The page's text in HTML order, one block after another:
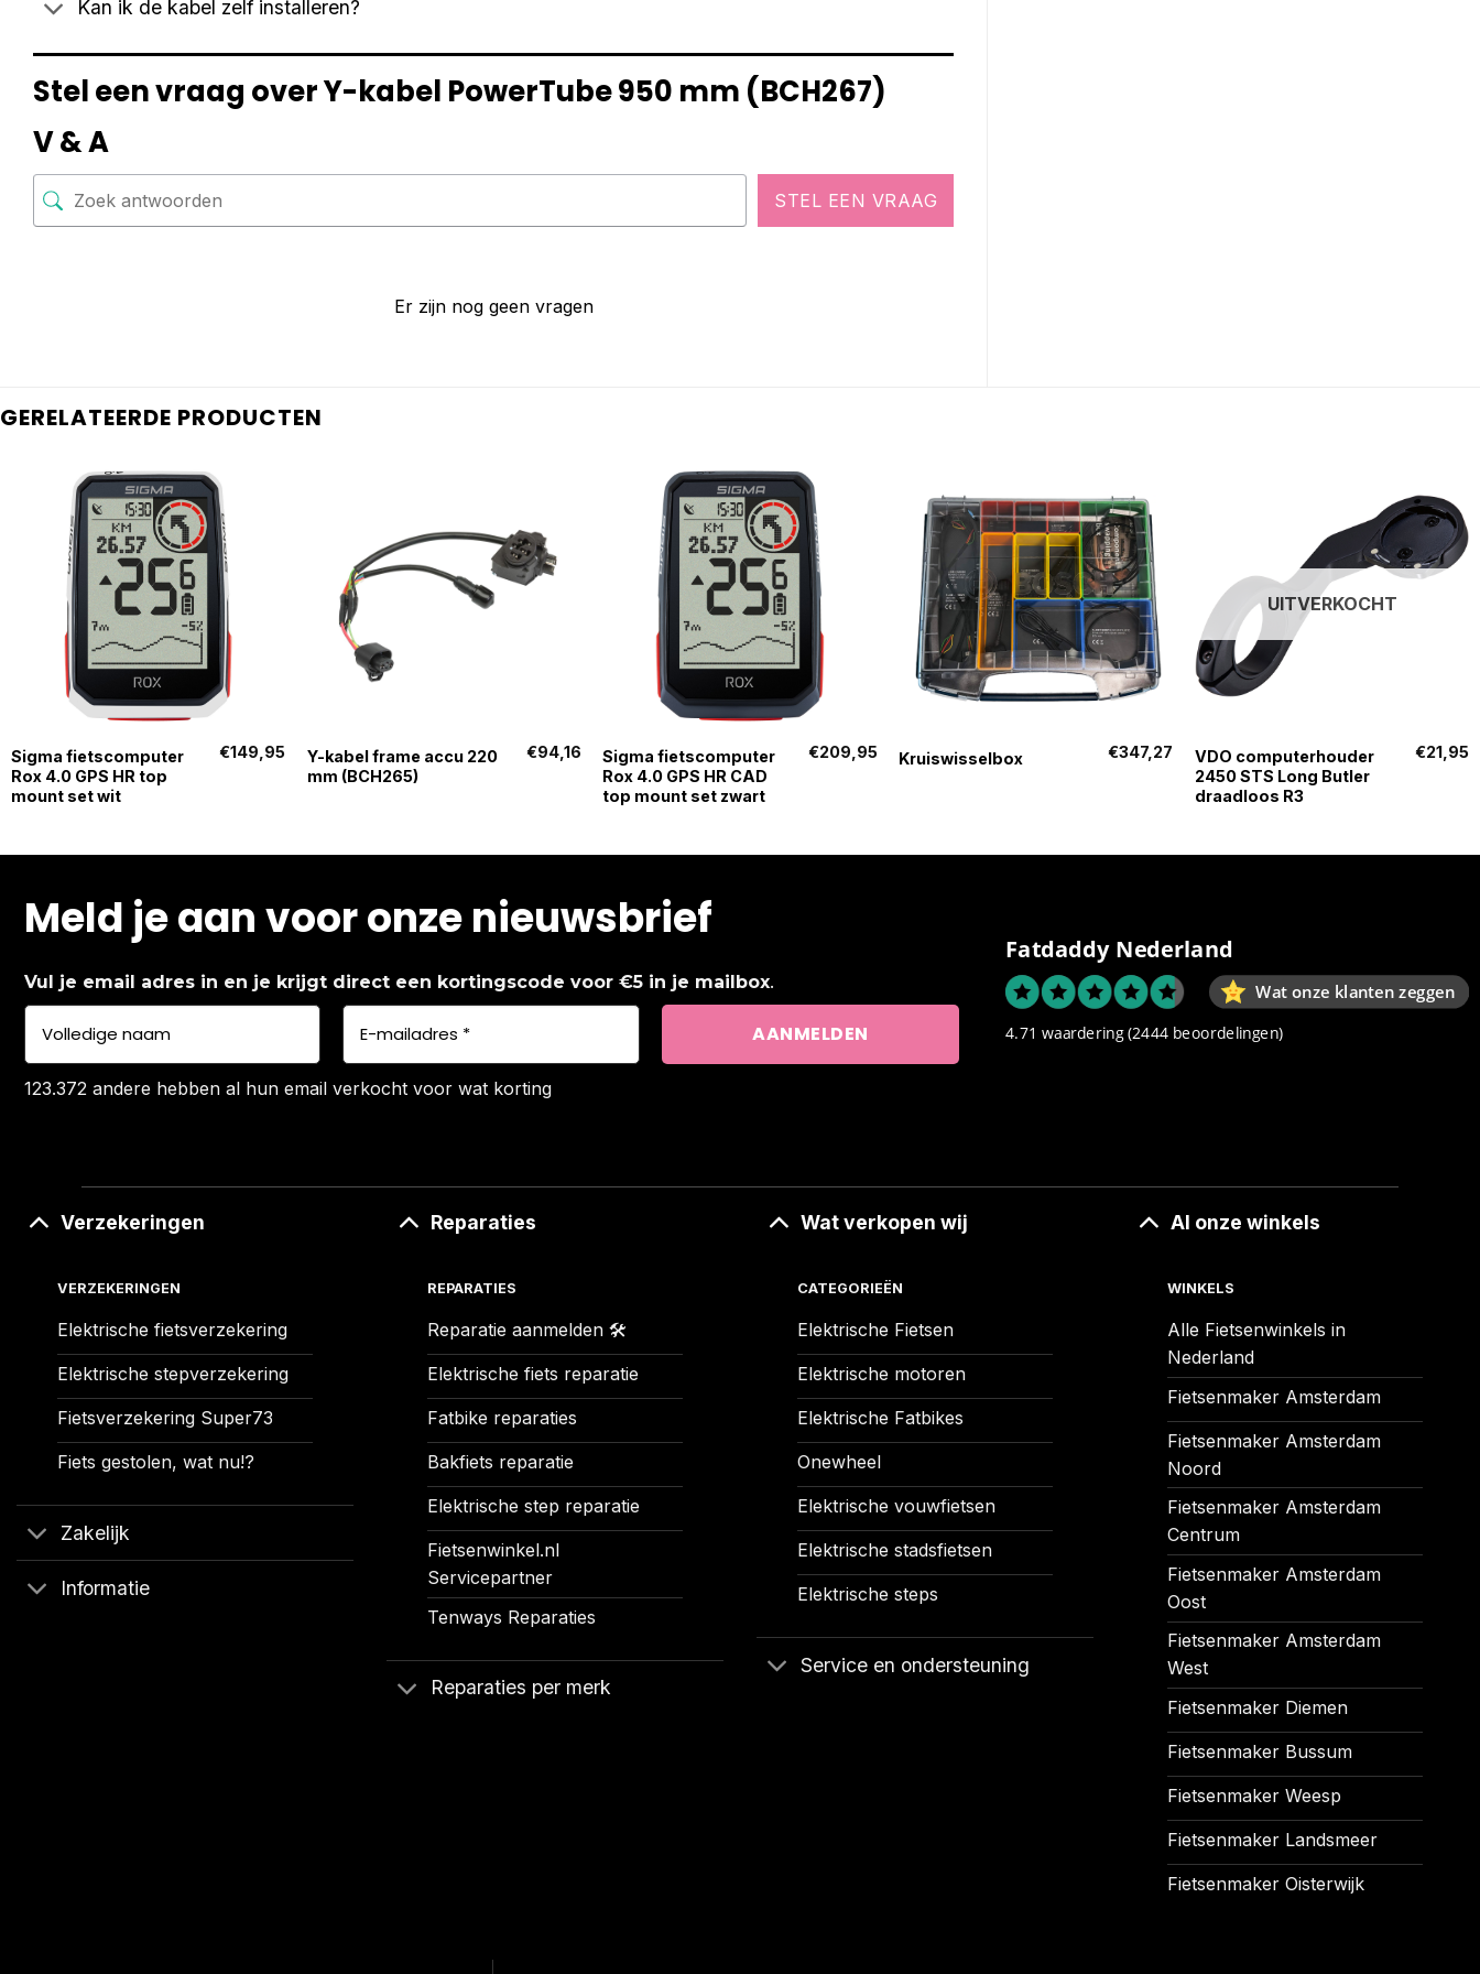
Kan ik de kabel zelf installeren?
Stel een vraag over Y-kabel PowerTube 950 mm (BCH267)
V & A
STEL EEN VRAAG
Er zijn nog geen vragen
GERELATEERDE PRODUCTEN
Sigma fietscomputer
Rox 4.0 GPS HR top
mount set wit
€149,95
Y-kabel frame accu 220
mm (BCH265)
€94,16
Sigma fietscomputer
Rox 4.0 GPS HR CAD
top mount set zwart
€209,95 Kruiswisselbox €347,27
UITVERKOCHT
VDO computerhouder
2450 STS Long Butler
draadloos R3
€21,95
Meld je aan voor onze nieuwsbrief
Vul je email adres in en je krijgt direct een kortingscode voor €5 in je mailbox.
123.372 andere hebben al hun email verkocht voor wat korting
Fatdaddy Nederland
Wat onze klanten zeggen
4.71 waardering (2444 beoordelingen)
Verzekeringen
VERZEKERINGEN
Elektrische fietsverzekering
Elektrische stepverzekering
Fietsverzekering Super73
Fiets gestolen, wat nu!?
Zakelijk
Informatie
Reparaties
REPARATIES
Reparatie aanmelden 🛠️
Elektrische fiets reparatie
Fatbike reparaties
Bakfiets reparatie
Elektrische step reparatie
Fietsenwinkel.nl
Servicepartner
Tenways Reparaties
Reparaties per merk
Wat verkopen wij
CATEGORIEËN
Elektrische Fietsen
Elektrische motoren
Elektrische Fatbikes
Onewheel
Elektrische vouwfietsen
Elektrische stadsfietsen
Elektrische steps
Service en ondersteuning
Al onze winkels
WINKELS
Alle Fietsenwinkels in
Nederland
Fietsenmaker Amsterdam
Fietsenmaker Amsterdam
Noord
Fietsenmaker Amsterdam
Centrum
Fietsenmaker Amsterdam
Oost
Fietsenmaker Amsterdam
West
Fietsenmaker Diemen
Fietsenmaker Bussum
Fietsenmaker Weesp
Fietsenmaker Landsmeer
Fietsenmaker Oisterwijk